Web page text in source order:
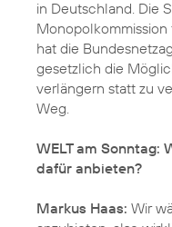
in Deutschland. Die
hat die
gesetzlich die
verlängern statt zu
Weg.
WELT am Sonntag:
dafür anbieten?
Markus Haas: Wir